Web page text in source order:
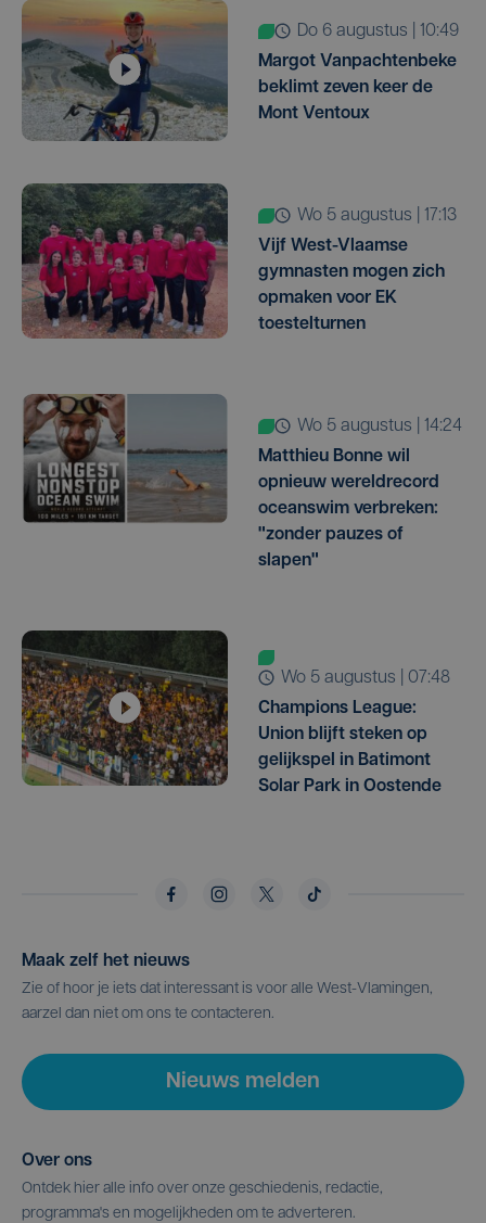
do 6 augustus | 10:49
Margot Vanpachtenbeke
beklimt zeven keer de
Mont Ventoux
wo 5 augustus | 17:13
Vijf West-Vlaamse
gymnasten mogen zich
opmaken voor EK
toestelturnen
wo 5 augustus | 14:24
Matthieu Bonne wil
opnieuw wereldrecord
oceanswim verbreken:
"zonder pauzes of
slapen"
wo 5 augustus | 07:48
Champions League:
Union blijft steken op
gelijkspel in Batimont
Solar Park in Oostende
Maak zelf het nieuws
Zie of hoor je iets dat interessant is voor alle West-Vlamingen,
aarzel dan niet om ons te contacteren.
Nieuws melden
Over ons
Ontdek hier alle info over onze geschiedenis, redactie,
programma's en mogelijkheden om te adverteren.